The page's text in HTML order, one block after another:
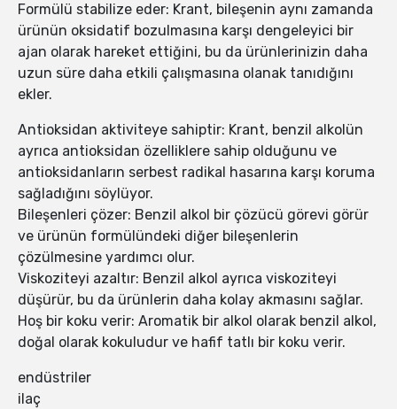
Formülü stabilize eder: Krant, bileşenin aynı zamanda
ürünün oksidatif bozulmasına karşı dengeleyici bir
ajan olarak hareket ettiğini, bu da ürünlerinizin daha
uzun süre daha etkili çalışmasına olanak tanıdığını
ekler.
Antioksidan aktiviteye sahiptir: Krant, benzil alkolün
ayrıca antioksidan özelliklere sahip olduğunu ve
antioksidanların serbest radikal hasarına karşı koruma
sağladığını söylüyor.
Bileşenleri çözer: Benzil alkol bir çözücü görevi görür
ve ürünün formülündeki diğer bileşenlerin
çözülmesine yardımcı olur.
Viskoziteyi azaltır: Benzil alkol ayrıca viskoziteyi
düşürür, bu da ürünlerin daha kolay akmasını sağlar.
Hoş bir koku verir: Aromatik bir alkol olarak benzil alkol,
doğal olarak kokuludur ve hafif tatlı bir koku verir.
endüstriler
ilaç